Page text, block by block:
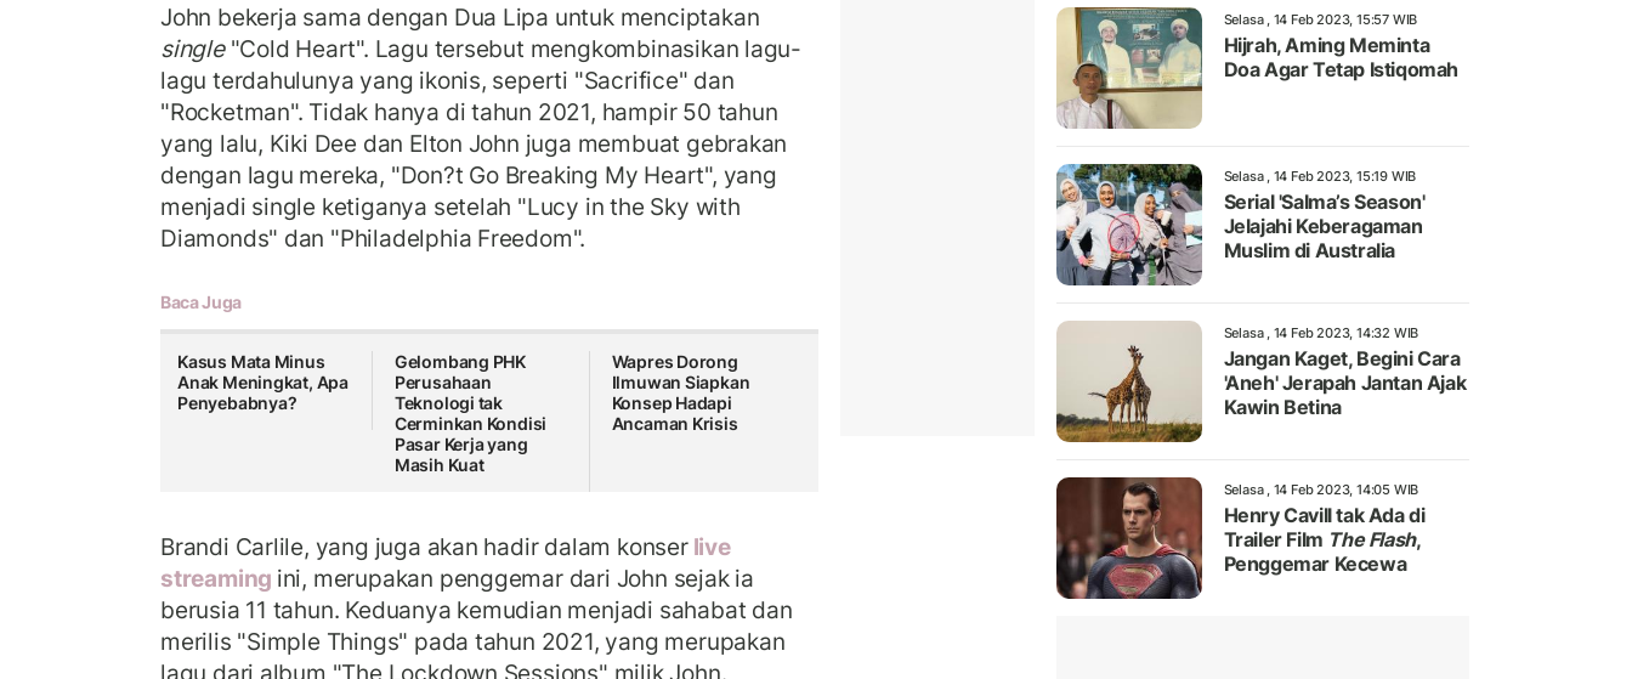
John bekerja sama dengan Dua Lipa untuk menciptakan
single"Cold Heart". Lagu tersebut mengkombinasikan lagu-
lagu terdahulunya yang ikonis, seperti "Sacrifice" dan
"Rocketman". Tidak hanya di tahun 2021, hampir 50 tahun
yang lalu, Kiki Dee dan Elton John juga membuat gebrakan
dengan lagu mereka, "Don?t Go Breaking My Heart", yang
menjadi single ketiganya setelah "Lucy in the Sky with
Diamonds" dan "Philadelphia Freedom".
Baca Juga
Kasus Mata Minus
Anak Meningkat, Apa
Penyebabnya?
Gelombang PHK
Perusahaan
Teknologi tak
Cerminkan Kondisi
Pasar Kerja yang
Masih Kuat
Wapres Dorong
Ilmuwan Siapkan
Konsep Hadapi
Ancaman Krisis
Brandi Carlile, yang juga akan hadir dalam konserlive
streaming ini, merupakan penggemar dari John sejak ia
berusia 11 tahun. Keduanya kemudian menjadi sahabat dan
merilis "Simple Things" pada tahun 2021, yang merupakan
lagu dari album "The Lockdown Sessions" milik John.
Selasa , 14 Feb 2023, 15:57 WIB
Hijrah, Aming Meminta
Doa Agar Tetap Istiqomah
Selasa , 14 Feb 2023, 15:19 WIB
Serial 'Salma’s Season'
Jelajahi Keberagaman
Muslim di Australia
Selasa , 14 Feb 2023, 14:32 WIB
Jangan Kaget, Begini Cara
'Aneh' Jerapah Jantan Ajak
Kawin Betina
Selasa , 14 Feb 2023, 14:05 WIB
Henry Cavill tak Ada di
Trailer Film The Flash,
Penggemar Kecewa